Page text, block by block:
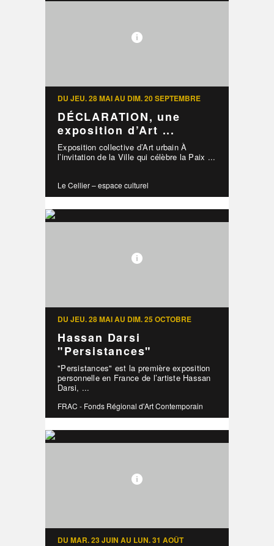
DU JEU. 28 MAI AU DIM. 20 SEPTEMBRE
DÉCLARATION, une
exposition d’Art ...
Exposition collective d’Art urbain À
l’invitation de la Ville qui célèbre la Paix ...
Le Cellier – espace culturel
DU JEU. 28 MAI AU DIM. 25 OCTOBRE
Hassan Darsi
"Persistances"
"Persistances" est la première exposition
personnelle en France de l’artiste Hassan
Darsi, ...
FRAC - Fonds Régional d'Art Contemporain
DU MAR. 23 JUIN AU LUN. 31 AOÛT